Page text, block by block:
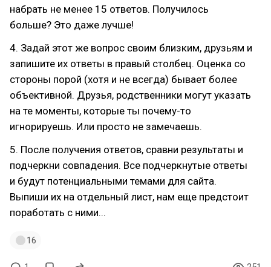
набрать не менее 15 ответов. Получилось
больше? Это даже лучше!
4. Задай этот же вопрос своим близким, друзьям и
запишите их ответы в правый столбец. Оценка со
стороны порой (хотя и не всегда) бывает более
объективной. Друзья, родственники могут указать
на те моменты, которые ты почему-то
игнорируешь. Или просто не замечаешь.
5. После получения ответов, сравни результаты и
подчеркни совпадения. Все подчеркнутые ответы
и будут потенциальными темами для сайта.
Выпиши их на отдельный лист, нам еще предстоит
поработать с ними...
16